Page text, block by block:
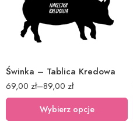
Świnka – Tablica Kredowa
69,00 zł–89,00 zł
40x73cm
60x109cm
Wybierz opcje